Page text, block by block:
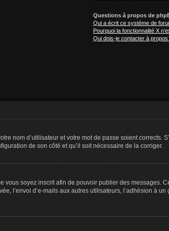
Questions à propos de
Qui a écrit ce système de
Pourquoi la fonctionnalité X
Qui dois-je contacter à propos
nom d’utilisateur et votre mot de passe soient
de son côté et qu’il soit nécessaire de la corriger.
vous soyez inscrit afin de pouvoir publier des
l’envoi d’e-mails aux autres utilisateurs, l’adhésion à